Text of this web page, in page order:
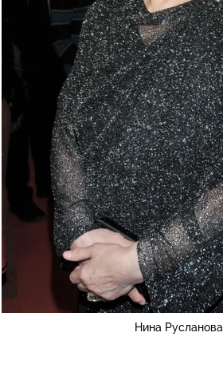
Нина Русланова